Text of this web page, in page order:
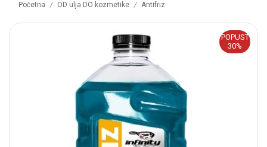
Početna / OD ulja DO kozmetike / Antifriz
POPUST
30%